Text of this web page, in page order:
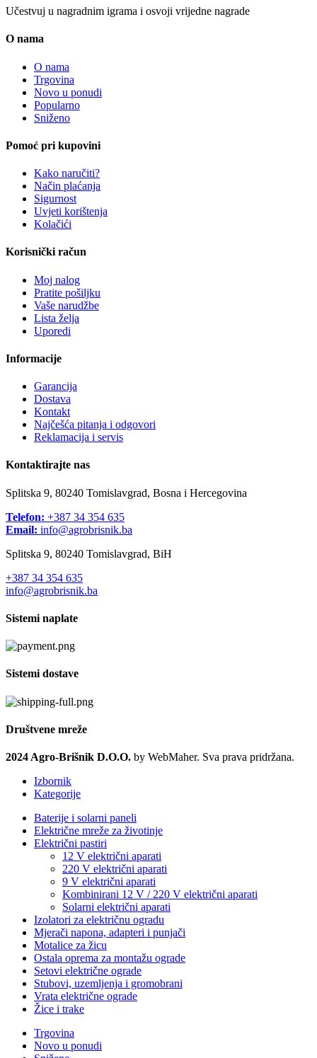
Učestvuj u nagradnim igrama i osvoji vrijedne nagrade
O nama
O nama
Trgovina
Novo u ponudi
Popularno
Sniženo
Pomoć pri kupovini
Kako naručiti?
Način plaćanja
Sigurnost
Uvjeti korištenja
Kolačići
Korisnički račun
Moj nalog
Pratite pošiljku
Vaše narudžbe
Lista želja
Uporedi
Informacije
Garancija
Dostava
Kontakt
Najčešća pitanja i odgovori
Reklamacija i servis
Kontaktirajte nas
Splitska 9, 80240 Tomislavgrad, Bosna i Hercegovina
Telefon: +387 34 354 635
Email: info@agrobrisnik.ba
Splitska 9, 80240 Tomislavgrad, BiH
+387 34 354 635
info@agrobrisnik.ba
Sistemi naplate
Sistemi dostave
Društvene mreže
2024 Agro-Brišnik D.O.O. by WebMaher. Sva prava pridržana.
Izbornik
Kategorije
Baterije i solarni paneli
Električne mreže za životinje
Električni pastiri
12 V električni aparati
220 V električni aparati
9 V električni aparati
Kombinirani 12 V / 220 V električni aparati
Solarni električni aparati
Izolatori za električnu ogradu
Mjerači napona, adapteri i punjači
Motalice za žicu
Ostala oprema za montažu ograde
Setovi električne ograde
Stubovi, uzemljenja i gromobrani
Vrata električne ograde
Žice i trake
Trgovina
Novo u ponudi